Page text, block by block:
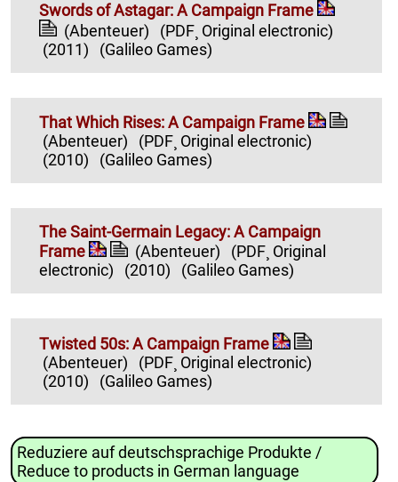
Swords of Astagar: A Campaign Frame
(Abenteuer)
(PDF¸ Original electronic)
(2011)
(Galileo Games)
That Which Rises: A Campaign Frame
(Abenteuer)
(PDF¸ Original electronic)
(2010)
(Galileo Games)
The Saint-Germain Legacy: A Campaign
Frame
(Abenteuer)
(PDF¸ Original
electronic)
(2010) (Galileo Games)
Twisted 50s: A Campaign Frame
(Abenteuer)
(PDF¸ Original electronic)
(2010)
(Galileo Games)
Reduziere auf deutschsprachige Produkte /
Reduce to products in German language